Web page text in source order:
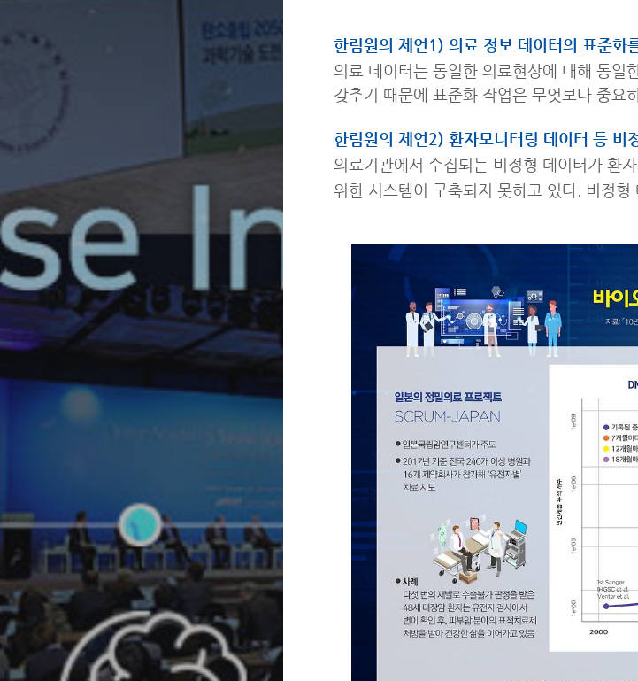
한림원의 제언1) 의료 정보 데이터의 표준화
의료 데이터는 동일한 의료현상에 대해 동일
갖추기 때문에 표준화 작업은 무엇보다 중요
한림원의 제언2) 환자모니터링 데이터 등 비
의료기관에서 수집되는 비정형 데이터가 환
위한 시스템이 구축되지 못하고 있다. 비정